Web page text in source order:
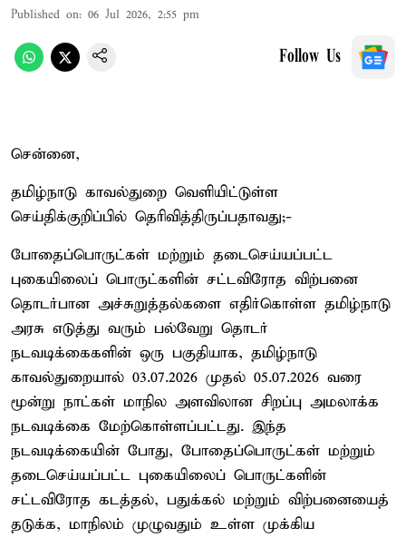
Published on: 06 Jul 2026, 2:55 pm
Follow Us
சென்னை,
தமிழ்நாடு காவல்துறை வெளியிட்டுள்ள
செய்திக்குறிப்பில் தெரிவித்திருப்பதாவது;-
போதைப்பொருட்கள் மற்றும் தடைசெய்யப்பட்ட
புகையிலைப் பொருட்களின் சட்டவிரோத விற்பனை
தொடர்பான அச்சுறுத்தல்களை எதிர்கொள்ள தமிழ்நாடு
அரசு எடுத்து வரும் பல்வேறு தொடர்
நடவடிக்கைகளின் ஒரு பகுதியாக, தமிழ்நாடு
காவல்துறையால் 03.07.2026 முதல் 05.07.2026 வரை
மூன்று நாட்கள் மாநில அளவிலான சிறப்பு அமலாக்க
நடவடிக்கை மேற்கொள்ளப்பட்டது. இந்த
நடவடிக்கையின் போது, போதைப்பொருட்கள் மற்றும்
தடைசெய்யப்பட்ட புகையிலைப் பொருட்களின்
சட்டவிரோத கடத்தல், பதுக்கல் மற்றும் விற்பனையைத்
தடுக்க, மாநிலம் முழுவதும் உள்ள முக்கிய